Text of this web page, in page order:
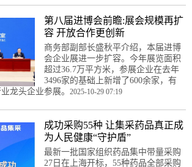
第八届进博会前瞻:展会规模再扩
容 开放合作更创新
商务部副部长盛秋平介绍，本届进博
会企业展进一步扩容。今年展览面积
超过36.7万平方米，参展企业在去年
3496家的基础上新增了600余家，有
龙头企业参展。 2025-10-29 07:19
成功采购55种 让集采药品真正成
为人民健康“守护盾”
最新一批国家组织药品集中带量采购
27日在上海开标，55种药品全部采购